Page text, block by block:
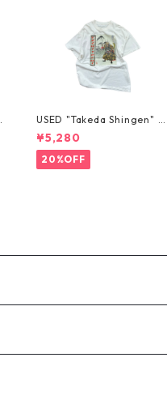
USED "Takeda Shingen" T
EE
¥5,280
20%OFF